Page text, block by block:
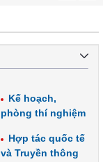
Kế hoạch,
phòng thí nghiệm
Hợp tác quốc tế
và Truyền thông